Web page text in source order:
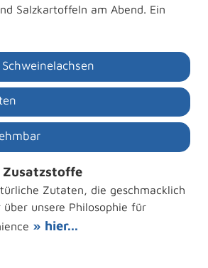
Salzkartoffeln am Abend. Ein
Zusatzstoffe
Zutaten, die geschmacklich
über unsere Philosophie für
» hier...